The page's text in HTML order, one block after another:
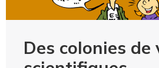
Des colonies de